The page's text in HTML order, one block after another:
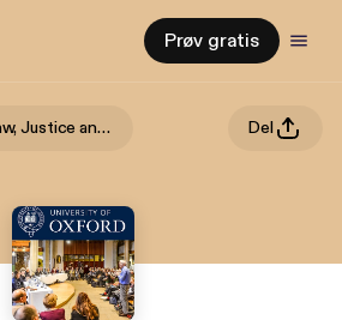
Prøv gratis
Foundation for Law, Justice and Society Del